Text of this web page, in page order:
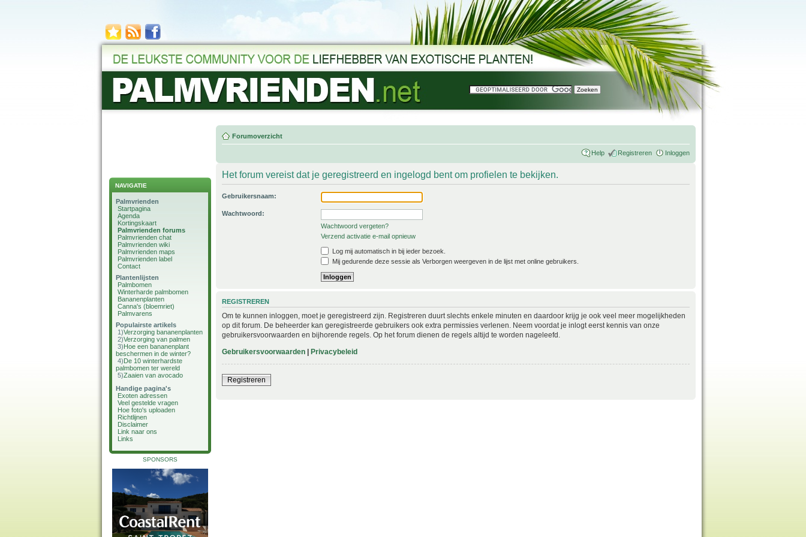
NAVIGATIE
Palmvrienden
Startpagina
Agenda
Kortingskaart
Palmvrienden forums
Palmvrienden chat
Palmvrienden wiki
Palmvrienden maps
Palmvrienden label
Contact
Plantenlijsten
Palmbomen
Winterharde palmbomen
Bananenplanten
Canna's (bloemriet)
Palmvarens
Populairste artikels
1)Verzorging bananenplanten
2)Verzorging van palmen
3)Hoe een bananenplant
beschermen in de winter?
4)De 10 winterhardste
palmbomen ter wereld
5)Zaaien van avocado
Handige pagina's
Exoten adressen
Veel gestelde vragen
Hoe foto's uploaden
Richtlijnen
Disclaimer
Link naar ons
Links
SPONSORS
Forumoverzicht
Help Registreren Inloggen
Het forum vereist dat je geregistreerd en ingelogd bent om profielen te bekijken.
Gebruikersnaam:
Wachtwoord:
Wachtwoord vergeten?
Verzend activatie e-mail opnieuw
Log mij automatisch in bij ieder bezoek.
Mij gedurende deze sessie als Verborgen weergeven in de lijst met online gebruikers.
REGISTREREN
Om te kunnen inloggen, moet je geregistreerd zijn. Registreren duurt slechts enkele minuten en daardoor krijg je ook veel meer mogelijkheden
op dit forum. De beheerder kan geregistreerde gebruikers ook extra permissies verlenen. Neem voordat je inlogt eerst kennis van onze
gebruikersvoorwaarden en bijhorende regels. Op het forum dienen de regels altijd te worden nageleefd.
Gebruikersvoorwaarden | Privacybeleid
Registreren